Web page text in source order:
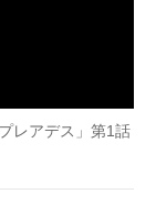
レアデス」第1話